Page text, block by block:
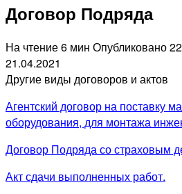
Договор Подряда
На чтение6 мин Опубликовано
21.04.2021
Другие виды договоров и актов
Агентский договор на поставку
оборудования, для монтажа
Договор Подряда со страховым
Акт сдачи выполненных работ.